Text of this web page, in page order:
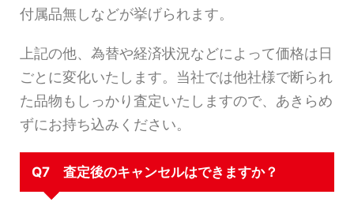
付属品無しなどが挙げられます。
上記の他、為替や経済状況などによって価格は日
ごとに変化いたします。当社では他社様で断られ
た品物もしっかり査定いたしますので、あきらめ
ずにお持ち込みください。
Q7 査定後のキャンセルはできますか？